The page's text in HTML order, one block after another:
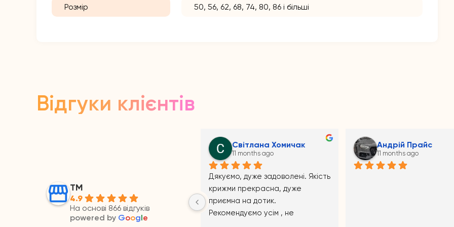
Розмір 50, 56, 62, 68, 74, 80, 86 і більші
Відгуки клієнтів
ТМ
4.9
На основі 866 відгуків
powered by Google
Mala_07 Melniik
11 months ago
Аноним
11 months ago